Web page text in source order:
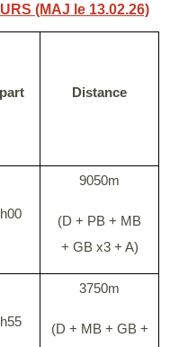
(MAJ le 13.02.26)
Distance
9050m
(D + PB + MB
+ GB x3 + A)
3750m
(D + MB + GB +